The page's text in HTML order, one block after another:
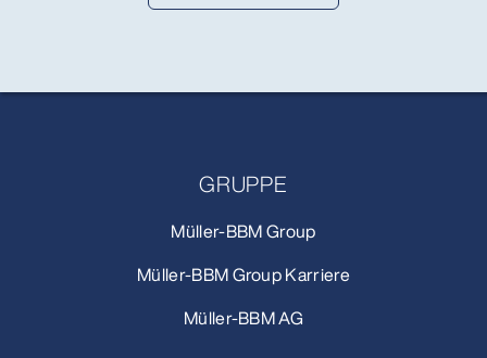
GRUPPE
Müller-BBM Group
Müller-BBM Group Karriere
Müller-BBM AG